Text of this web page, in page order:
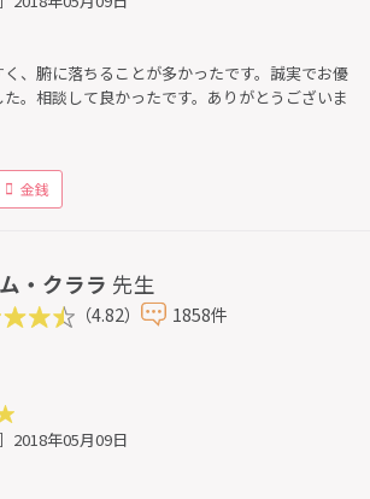
、腑に落ちることが多かったです。誠実でお優
。相談して良かったです。ありがとうございま
金銭
・クララ 先生
（4.82） 1858件
2018年05月09日